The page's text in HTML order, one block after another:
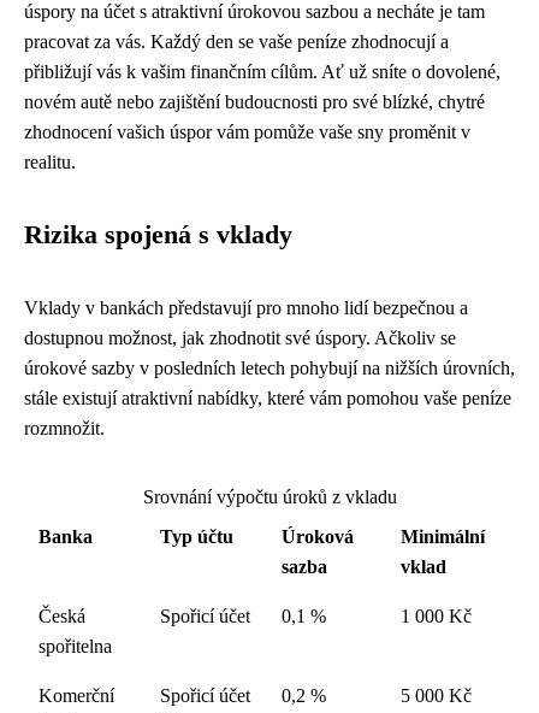
úspory na účet s atraktivní úrokovou sazbou a necháte je tam
pracovat za vás. Každý den se vaše peníze zhodnocují a
přibližují vás k vašim finančním cílům. Ať už sníte o dovolené,
novém autě nebo zajištění budoucnosti pro své blízké, chytré
zhodnocení vašich úspor vám pomůže vaše sny proměnit v
realitu.
Rizika spojená s vklady
Vklady v bankách představují pro mnoho lidí bezpečnou a
dostupnou možnost, jak zhodnotit své úspory. Ačkoliv se
úrokové sazby v posledních letech pohybují na nižších úrovních,
stále existují atraktivní nabídky, které vám pomohou vaše peníze
rozmnožit.
Srovnání výpočtu úroků z vkladu
Banka
Typ účtu
Úroková
sazba
Minimální
vklad
Česká
spořitelna
Spořicí účet 0,1 % 1 000 Kč
Komerční
Spořicí účet
0,2 % 5 000 Kč